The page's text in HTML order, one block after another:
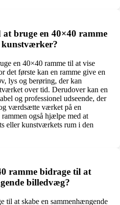
bruge en 40×40 ramme
kunstværker?
en 40×40 ramme til at vise
det første kan en ramme give en
lys og berøring, der kan
over tid. Derudover kan en
og professionel udseende, der
værdsætte værket på en
også hjælpe med at
eller kunstværkets rum i den
ramme bidrage til at
billedvæg?
til at skabe en sammenhængende